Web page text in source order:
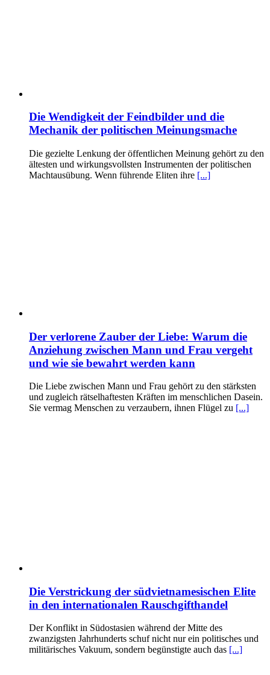
Die Wendigkeit der Feindbilder und die
Mechanik der politischen Meinungsmache
Die gezielte Lenkung der öffentlichen Meinung gehört zu den
ältesten und wirkungsvollsten Instrumenten der politischen
Machtausübung. Wenn führende Eliten ihre [...]
Der verlorene Zauber der Liebe: Warum die
Anziehung zwischen Mann und Frau vergeht
und wie sie bewahrt werden kann
Die Liebe zwischen Mann und Frau gehört zu den stärksten
und zugleich rätselhaftesten Kräften im menschlichen Dasein.
Sie vermag Menschen zu verzaubern, ihnen Flügel zu [...]
Die Verstrickung der südvietnamesischen Elite
in den internationalen Rauschgifthandel
Der Konflikt in Südostasien während der Mitte des
zwanzigsten Jahrhunderts schuf nicht nur ein politisches und
militärisches Vakuum, sondern begünstigte auch das [...]